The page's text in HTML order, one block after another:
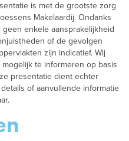
is met de grootste zorg
Makelaardij. Ondanks
enkele aansprakelijkheid
of de gevolgen
zijn indicatief. Wij
te informeren op basis
presentatie dient echter
of aanvullende informatie